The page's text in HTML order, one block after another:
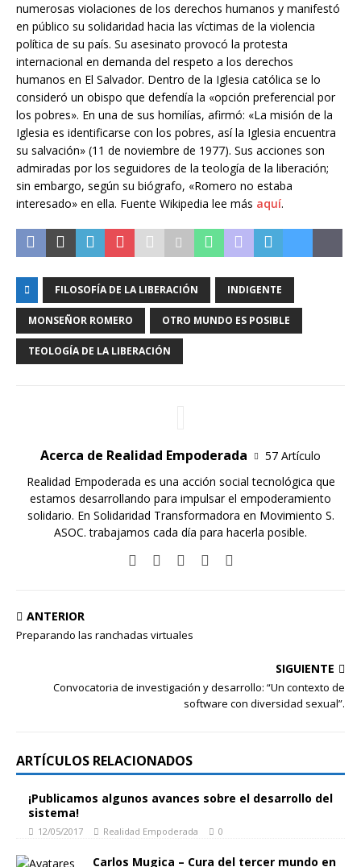
numerosas violaciones de los derechos humanos y manifestó
en público su solidaridad hacia las víctimas de la violencia
política de su país.​ Su asesinato provocó la protesta
internacional en demanda del respeto a los derechos
humanos en El Salvador. Dentro de la Iglesia católica se lo
consideró un obispo que defendía la «opción preferencial por
los pobres». En una de sus homilías, afirmó: «La misión de la
Iglesia es identificarse con los pobres, así la Iglesia encuentra
su salvación» (11 de noviembre de 1977). Sus acciones son
admiradas por los seguidores de la teología de la liberación;​
sin embargo, según su biógrafo, «Romero no estaba
interesado» en ella. Fuente Wikipedia lee más aquí.
FILOSOFÍA DE LA LIBERACIÓN INDIGENTE
MONSEÑOR ROMERO OTRO MUNDO ES POSIBLE
TEOLOGÍA DE LA LIBERACIÓN
Acerca de Realidad Empoderada
57 Artículo
Realidad Empoderada es una acción social tecnológica que
estamos desarrollando para impulsar el empoderamiento
solidario. En Solidaridad Transformadora en Movimiento S.
ASOC. trabajamos cada día para hacerla posible.
ANTERIOR
Preparando las ranchadas virtuales
SIGUIENTE
Convocatoria de investigación y desarrollo: “Un contexto de
software con diversidad sexual”.
ARTÍCULOS RELACIONADOS
¡Publicamos algunos avances sobre el desarrollo del
sistema!
12/05/2017 Realidad Empoderada 0
Carlos Mugica – Cura del tercer mundo en